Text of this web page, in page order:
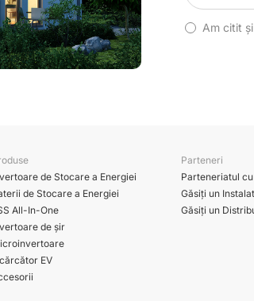
Am citit
de Stocare a Energiei
de Stocare a Energiei
All-In-One
de șir
EV
Parteneri
Parteneriatul
Găsiți un
Găsiți un